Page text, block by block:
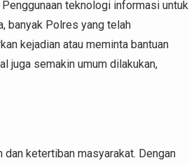
teknologi informasi untuk
banyak Polres yang telah
kejadian atau meminta bantuan
juga semakin umum dilakukan,
ketertiban masyarakat. Dengan